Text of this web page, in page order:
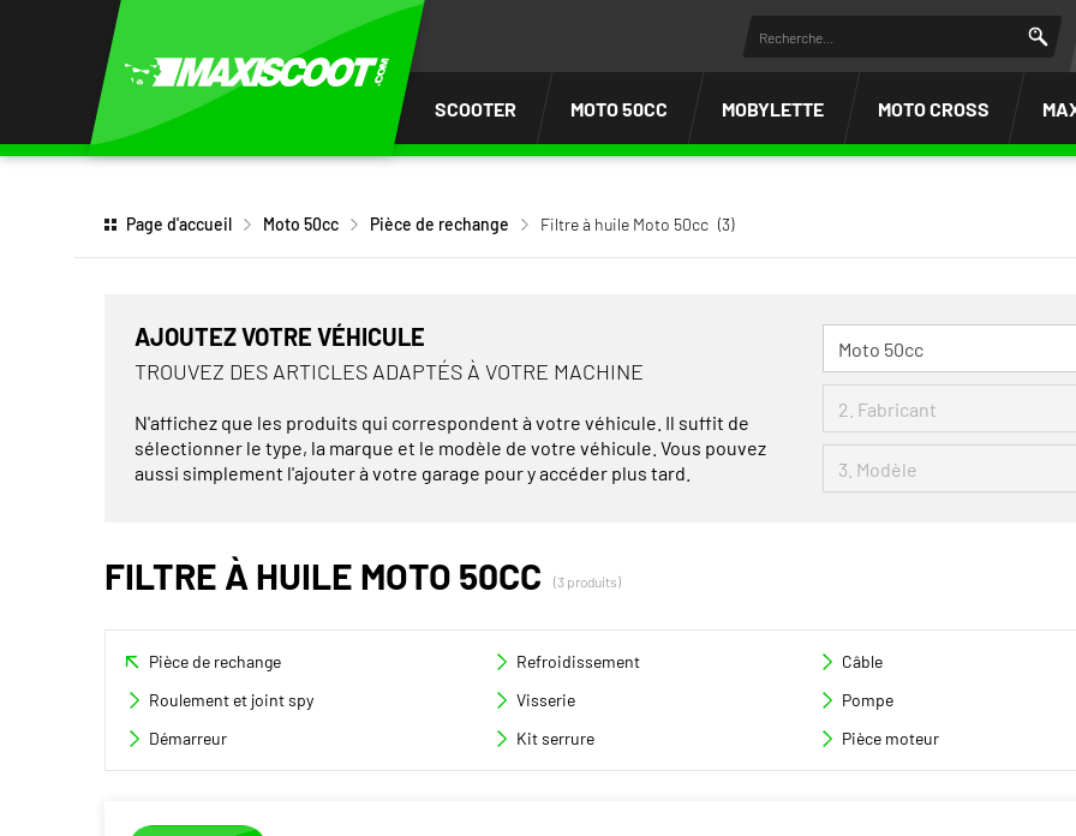
SCOOTER MOTO 50CC MOBYLETTE MOTO CROSS
Page d'accueil Moto 50cc Pièce de rechange Filtre à huile Moto 50cc (3)
AJOUTEZ VOTRE VÉHICULE
TROUVEZ DES ARTICLES ADAPTÉS À VOTRE MACHINE
N'affichez que les produits qui correspondent à votre véhicule. Il suffit de
sélectionner le type, la marque et le modèle de votre véhicule. Vous pouvez
aussi simplement l'ajouter à votre garage pour y accéder plus tard.
FILTRE À HUILE MOTO 50CC (3 produits)
Pièce de rechange Refroidissement Câble
Roulement et joint spy
Visserie Pompe
Démarreur
Kit serrure Pièce moteur